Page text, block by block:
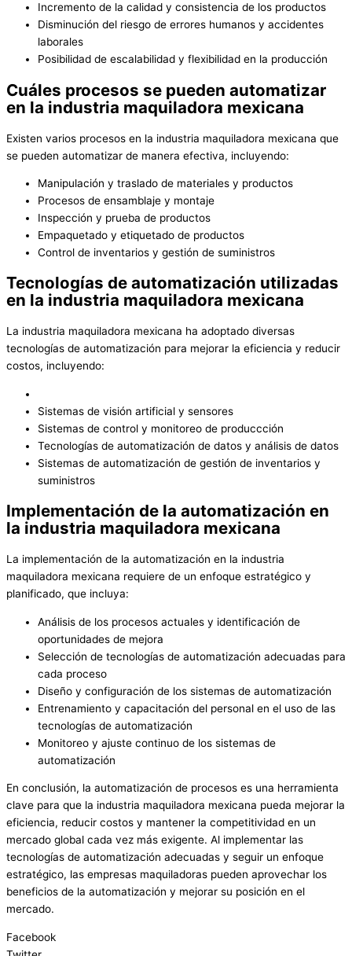
Incremento de la calidad y consistencia de los productos
Disminución del riesgo de errores humanos y accidentes
laborales
Posibilidad de escalabilidad y flexibilidad en la producción
Cuáles procesos se pueden automatizar
en la industria maquiladora mexicana
Existen varios procesos en la industria maquiladora mexicana que
se pueden automatizar de manera efectiva, incluyendo:
Manipulación y traslado de materiales y productos
Procesos de ensamblaje y montaje
Inspección y prueba de productos
Empaquetado y etiquetado de productos
Control de inventarios y gestión de suministros
Tecnologías de automatización utilizadas
en la industria maquiladora mexicana
La industria maquiladora mexicana ha adoptado diversas
tecnologías de automatización para mejorar la eficiencia y reducir
costos, incluyendo:
Sistemas de visión artificial y sensores
Sistemas de control y monitoreo de produccción
Tecnologías de automatización de datos y análisis de datos
Sistemas de automatización de gestión de inventarios y
suministros
Implementación de la automatización en
la industria maquiladora mexicana
La implementación de la automatización en la industria
maquiladora mexicana requiere de un enfoque estratégico y
planificado, que incluya:
Análisis de los procesos actuales y identificación de
oportunidades de mejora
Selección de tecnologías de automatización adecuadas para
cada proceso
Diseño y configuración de los sistemas de automatización
Entrenamiento y capacitación del personal en el uso de las
tecnologías de automatización
Monitoreo y ajuste continuo de los sistemas de
automatización
En conclusión, la automatización de procesos es una herramienta
clave para que la industria maquiladora mexicana pueda mejorar la
eficiencia, reducir costos y mantener la competitividad en un
mercado global cada vez más exigente. Al implementar las
tecnologías de automatización adecuadas y seguir un enfoque
estratégico, las empresas maquiladoras pueden aprovechar los
beneficios de la automatización y mejorar su posición en el
mercado.
Facebook